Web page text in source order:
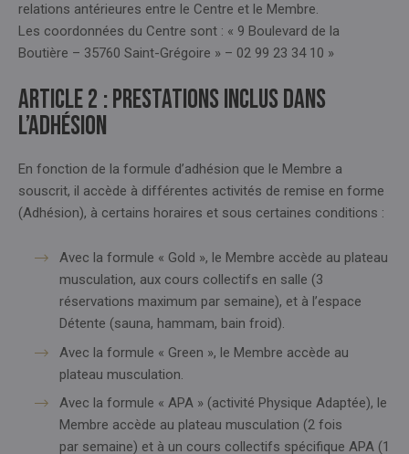
relations antérieures entre le Centre et le Membre.
Les coordonnées du Centre sont : « 9 Boulevard de la
Boutière – 35760 Saint-Grégoire » – 02 99 23 34 10 »
Article 2 : PRESTATIONS INCLUS DANS
L’ADHÉSION
En fonction de la formule d’adhésion que le Membre a
souscrit, il accède à différentes activités de remise en forme
(Adhésion), à certains horaires et sous certaines conditions :
Avec la formule « Gold », le Membre accède au plateau
musculation, aux cours collectifs en salle (3
réservations maximum par semaine), et à l’espace
Détente (sauna, hammam, bain froid).
Avec la formule « Green », le Membre accède au
plateau musculation.
Avec la formule « APA » (activité Physique Adaptée), le
Membre accède au plateau musculation (2 fois
par semaine) et à un cours collectifs spécifique APA (1